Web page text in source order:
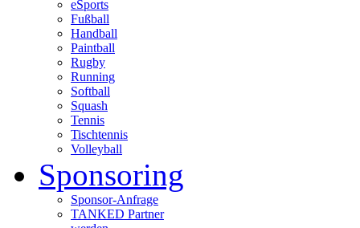
eSports
Fußball
Handball
Paintball
Rugby
Running
Softball
Squash
Tennis
Tischtennis
Volleyball
Sponsoring
Sponsor-Anfrage
TANKED Partner